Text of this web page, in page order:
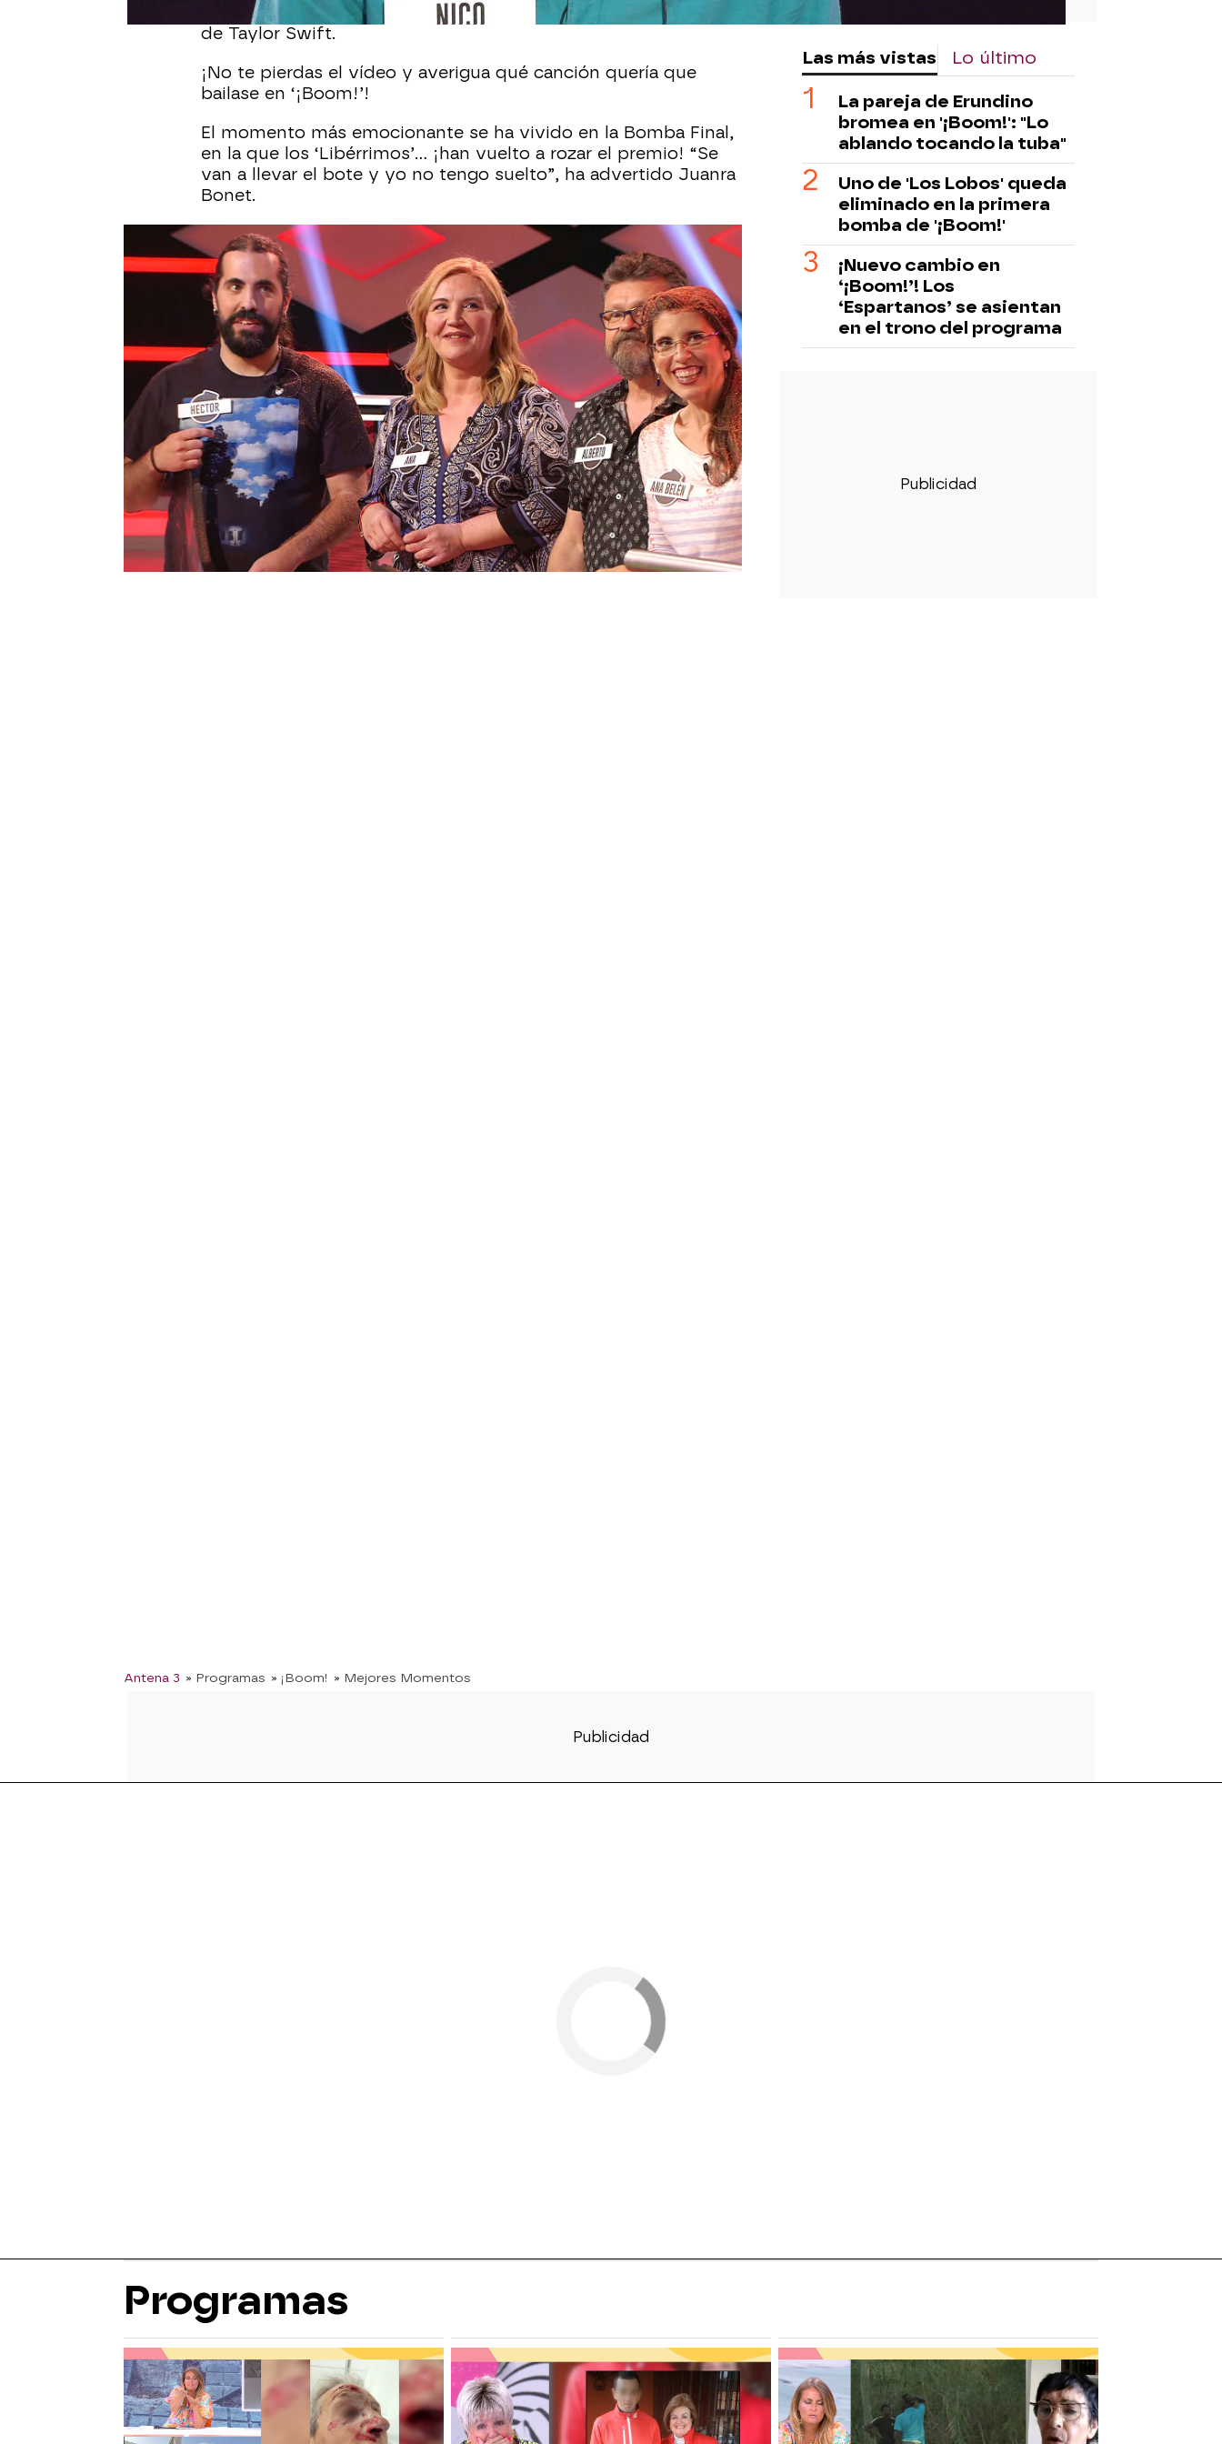
concursante, que ha terminado dejándose llevar por un éxito
de Taylor Swift.
¡No te pierdas el vídeo y averigua qué canción quería que
bailase en ‘¡Boom!’!
El momento más emocionante se ha vivido en la Bomba Final,
en la que los ‘Libérrimos’… ¡han vuelto a rozar el premio! “Se
van a llevar el bote y yo no tengo suelto”, ha advertido Juanra
Bonet.
fase inicial boom Juanra Bonet
Antena 3 » Programas » ¡Boom! » Mejores Momentos
Las más vistas Lo último
La pareja de Erundino
bromea en '¡Boom!': "Lo
ablando tocando la tuba"
Uno de 'Los Lobos' queda
eliminado en la primera
bomba de '¡Boom!'
¡Nuevo cambio en
‘¡Boom!’! Los
‘Espartanos’ se asientan
en el trono del programa
Programas